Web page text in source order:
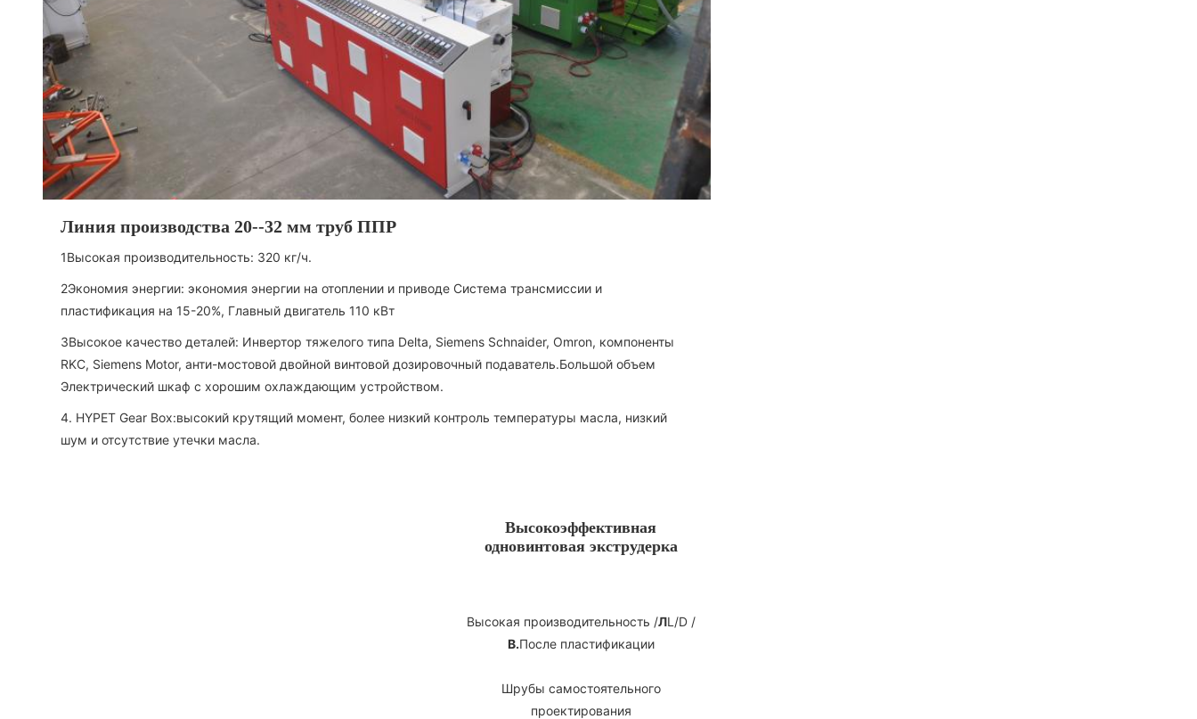
Линия производства 20--32 мм труб ППР
1Высокая производительность: 320 кг/ч.
2Экономия энергии: экономия энергии на отоплении и приводе Система трансмиссии и
пластификация на 15-20%, Главный двигатель 110 кВт
3Высокое качество деталей: Инвертор тяжелого типа Delta, Siemens Schnaider, Omron, компоненты
RKC, Siemens Motor, анти-мостовой двойной винтовой дозировочный подаватель.Большой объем
Электрический шкаф с хорошим охлаждающим устройством.
4. HYPET Gear Box:высокий крутящий момент, более низкий контроль температуры масла, низкий
шум и отсутствие утечки масла.
Высокоэффективная
одновинтовая экструдерка
Высокая производительность /ЛL/D /
В.После пластификации
Шрубы самостоятельного
проектирования